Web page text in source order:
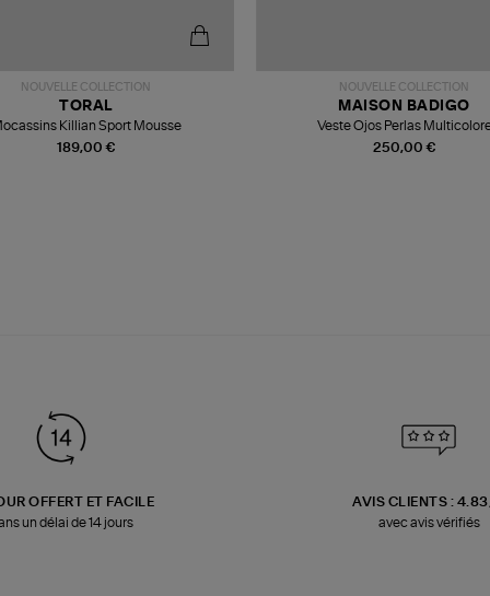
NOUVELLE COLLECTION
189,00 €
TORAL
Killian Sport Mousse
NOUVELLE COLLECTION
250,00 €
MAISON BADIGO
Veste Ojos Perlas
OFFERT ET FACILE
un délai de 14 jours
AVIS CLIENTS :
avec avis vérifiés